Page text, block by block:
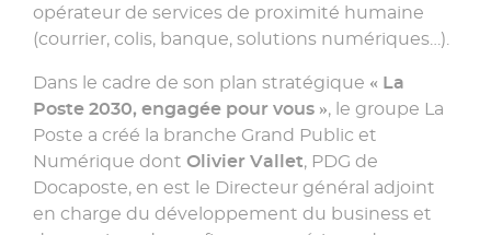
opérateur de services de proximité humaine
(courrier, colis, banque, solutions numériques…).
Dans le cadre de son plan stratégique « La
Poste 2030, engagée pour vous », le groupe La
Poste a créé la branche Grand Public et
Numérique dont Olivier Vallet, PDG de
Docaposte, en est le Directeur général adjoint
en charge du développement du business et